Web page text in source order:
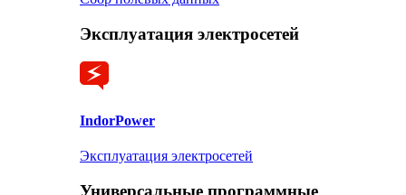
Эксплуатация электросетей
IndorPower
Эксплуатация электросетей
Универсальные программные